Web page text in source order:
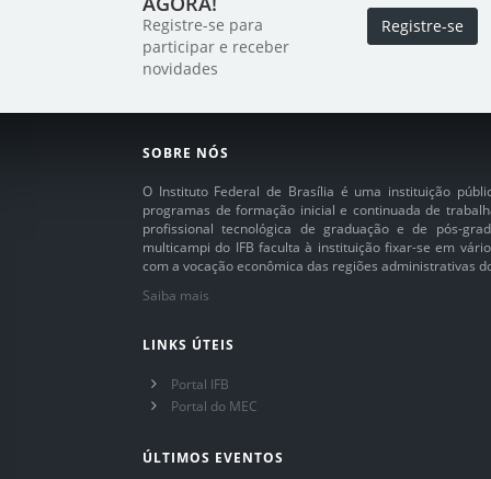
Registre-se para
participar e receber
novidades
Registre-se
SOBRE NÓS
O Instituto Federal de Brasília é uma instituição
programas de formação inicial e continuada de
profissional tecnológica de graduação e de pós-
multicampi do IFB faculta à instituição fixar-se em
com a vocação econômica das regiões administrativas
Saiba mais
LINKS ÚTEIS
Portal IFB
Portal do MEC
ÚLTIMOS EVENTOS